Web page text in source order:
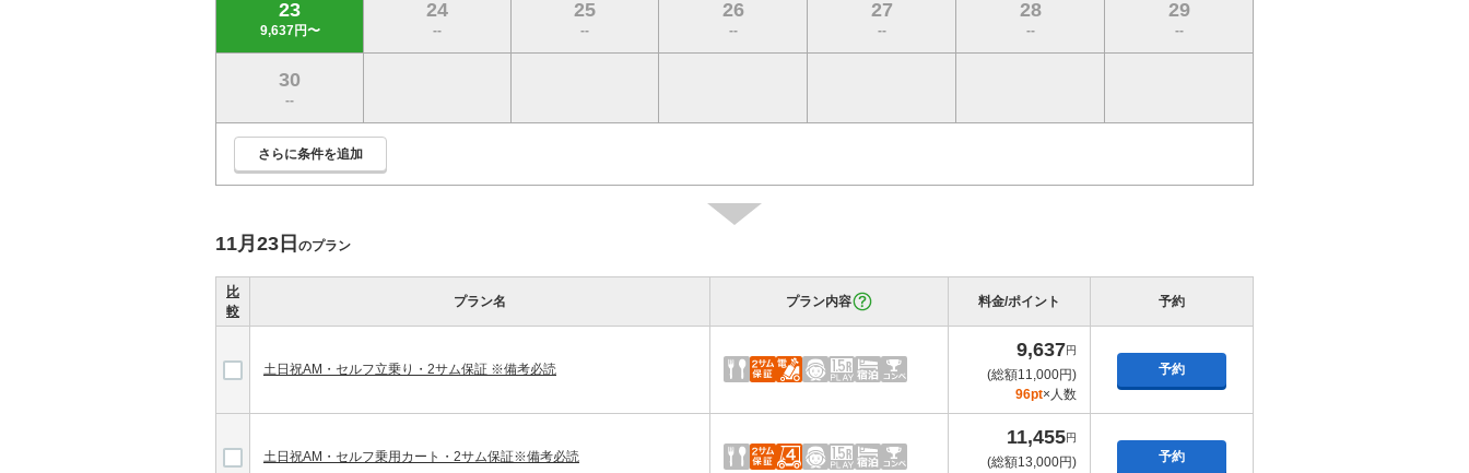
23
9,637円〜
24
--
25
--
26
--
27
--
28
--
29
--
30
--
さらに条件を追加
11月23日 のプラン
比
較
プラン名 プラン内容 料金/ポイント 予約
土日祝AM・セルフ立乗り・2サム保証 ※備考必読
9,637円
(総額11,000円)
96pt×人数
予約
土日祝AM・セルフ乗用カート・2サム保証※備考必読
11,455円
(総額13,000円)
予約